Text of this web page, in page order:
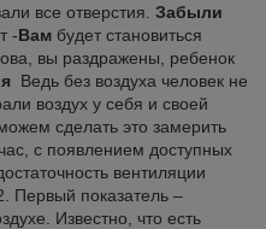
все отверстия. Забыли
-Вам будет становиться
вы раздражены, ребенок
Ведь без воздуха человек не
воздух у себя и своей
сделать это замерить
с появлением доступных
вентиляции
Первый показатель –
Известно, что есть